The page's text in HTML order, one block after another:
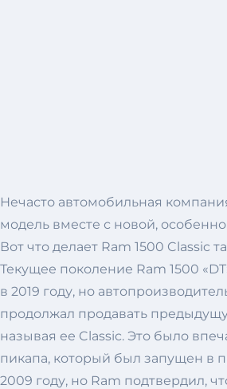
Нечасто автомобильная
модель вместе с новой,
Вот что делает Ram 1500 Classic
Текущее поколение Ram 1500
в 2019 году, но
продолжал продавать
называя ее Classic. Это было
пикапа, который был запущен в
2009 году, но Ram подтвердил,